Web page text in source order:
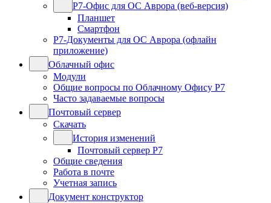
Р7-Офис для ОС Аврора (веб-версия)
Планшет
Смартфон
Р7-Документы для ОС Аврора (офлайн
приложение)
Облачный офис
Модули
Общие вопросы по Облачному Офису Р7
Часто задаваемые вопросы
Почтовый сервер
Скачать
История изменений
Почтовый сервер Р7
Общие сведения
Работа в почте
Учетная запись
Документ конструктор